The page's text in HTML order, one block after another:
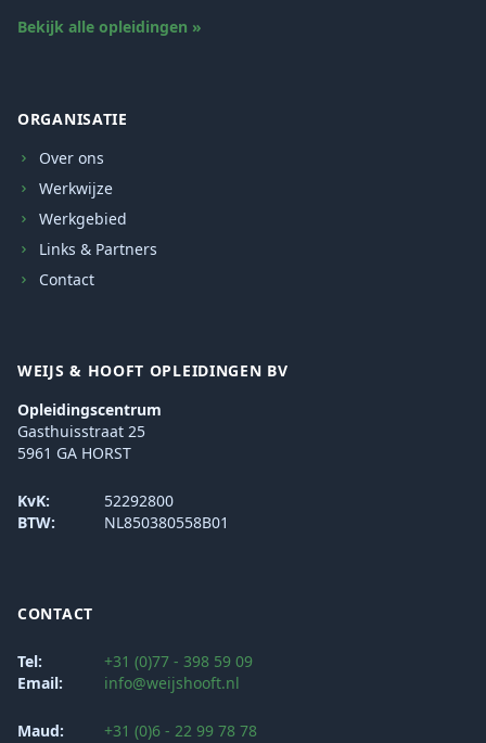
Bekijk alle opleidingen »
ORGANISATIE
Over ons
Werkwijze
Werkgebied
Links & Partners
Contact
WEIJS & HOOFT OPLEIDINGEN BV
Opleidingscentrum
Gasthuisstraat 25
5961 GA HORST
KvK:
52292800
BTW:
NL850380558B01
CONTACT
Tel:
+31 (0)77 - 398 59 09
Email:
info@weijshooft.nl
Maud:
+31 (0)6 - 22 99 78 78